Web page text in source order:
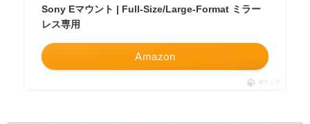
Sony Eマウント | Full-Size/Large-Format ミラー
レス専用
Amazon
ポチップ